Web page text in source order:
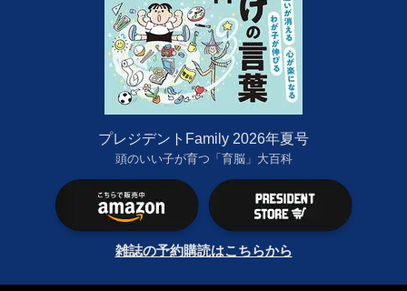
プレジデントFamily 2026年夏号
頭のいい子が育つ「育脳」大百科
雑誌の予約購読はこちらから